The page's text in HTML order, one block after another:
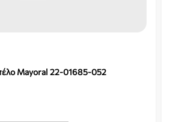
Mayoral 22-01685-052